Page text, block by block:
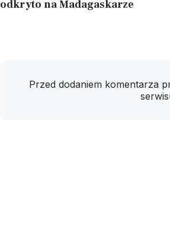
odkryto na Madagaskarze
Przed dodaniem komentarza